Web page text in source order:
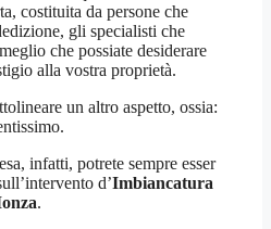
costituita da persone che
gli specialisti che
che possiate desiderare
alla vostra proprietà.
un altro aspetto, ossia:
infatti, potrete sempre esser
d’Imbiancatura
.